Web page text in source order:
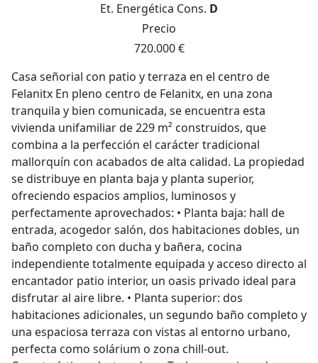
Et. Energética Cons. D
Precio
720.000 €
Casa señorial con patio y terraza en el centro de
Felanitx En pleno centro de Felanitx, en una zona
tranquila y bien comunicada, se encuentra esta
vivienda unifamiliar de 229 m² construidos, que
combina a la perfección el carácter tradicional
mallorquín con acabados de alta calidad. La propiedad
se distribuye en planta baja y planta superior,
ofreciendo espacios amplios, luminosos y
perfectamente aprovechados: • Planta baja: hall de
entrada, acogedor salón, dos habitaciones dobles, un
baño completo con ducha y bañera, cocina
independiente totalmente equipada y acceso directo al
encantador patio interior, un oasis privado ideal para
disfrutar al aire libre. • Planta superior: dos
habitaciones adicionales, un segundo baño completo y
una espaciosa terraza con vistas al entorno urbano,
perfecta como solárium o zona chill-out.